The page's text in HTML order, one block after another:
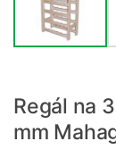
Regál na
mm